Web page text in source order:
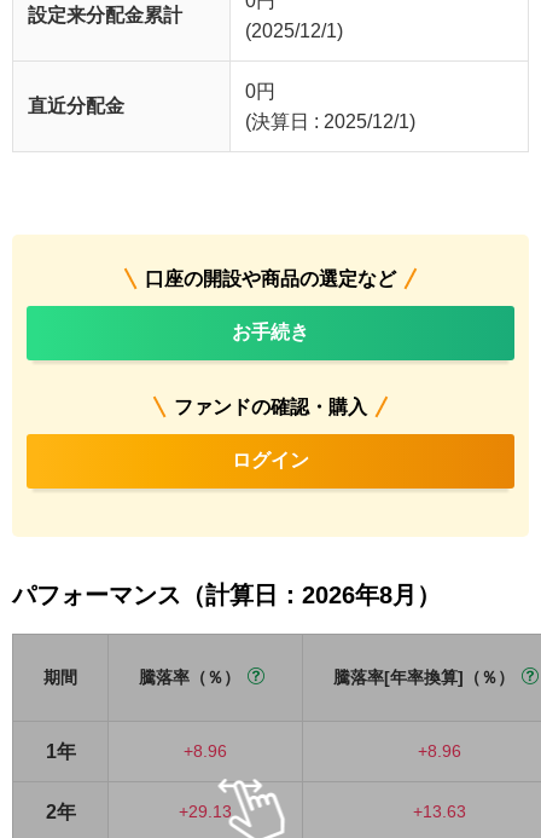
設定来分配金累計
(2025/12/1)
直近分配金
0円
(決算日 : 2025/12/1)
口座の開設や商品の選定など
お手続き
ファンドの確認・購入
ログイン
パフォーマンス（計算日：2026年8月）
期間 騰落率（％） 騰落率[年率換算]（％）
1年 +8.96 +8.96
2年 +29.13 +13.63